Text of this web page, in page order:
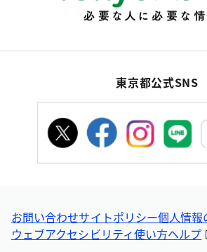
東京都公式SNS
お問い合わせサイトポリシー個人情報
ウェブアクセシビリティ使い方ヘルプ